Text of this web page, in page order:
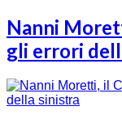
Nanni
gli errori